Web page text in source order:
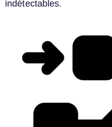
indétectables.